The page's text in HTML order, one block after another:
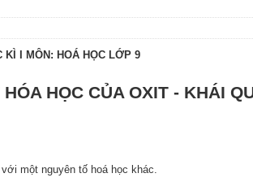
KÌ I MÔN: HOÁ HỌC LỚP 9
HỌC CỦA OXIT - KHÁI
một nguyên tố hoá học khác.